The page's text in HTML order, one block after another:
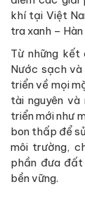
Cùng